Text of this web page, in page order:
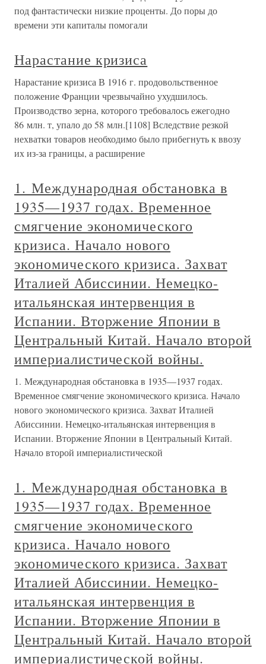
под фантастически низкие проценты. До поры до
времени эти капиталы помогали
Нарастание кризиса
Нарастание кризиса В 1916 г. продовольственное
положение Франции чрезвычайно ухудшилось.
Производство зерна, которого требовалось ежегодно
86 млн. т, упало до 58 млн.[1108] Вследствие резкой
нехватки товаров необходимо было прибегнуть к ввозу
их из-за границы, а расширение
1. Международная обстановка в
1935—1937 годах. Временное
смягчение экономического
кризиса. Начало нового
экономического кризиса. Захват
Италией Абиссинии. Немецко-
итальянская интервенция в
Испании. Вторжение Японии в
Центральный Китай. Начало второй
империалистической войны.
1. Международная обстановка в 1935—1937 годах.
Временное смягчение экономического кризиса. Начало
нового экономического кризиса. Захват Италией
Абиссинии. Немецко-итальянская интервенция в
Испании. Вторжение Японии в Центральный Китай.
Начало второй империалистической
1. Международная обстановка в
1935—1937 годах. Временное
смягчение экономического
кризиса. Начало нового
экономического кризиса. Захват
Италией Абиссинии. Немецко-
итальянская интервенция в
Испании. Вторжение Японии в
Центральный Китай. Начало второй
империалистической войны.